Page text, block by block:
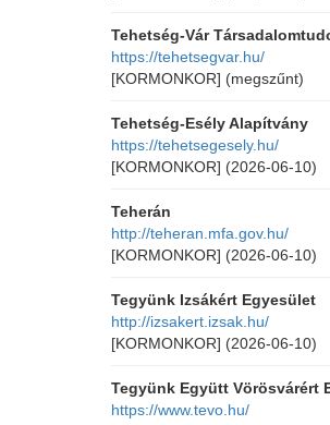
Tehetség-Vár
https://tehetsegvar.hu/
[KORMONKOR] (megszűnt)
Tehetség-Esély Alapítvány
https://tehetsegesely.hu/
[KORMONKOR] (2026-06-10)
Teherán
http://teheran.mfa.gov.hu/
[KORMONKOR] (2026-06-10)
Tegyünk Izsákért Egyesület
http://izsakert.izsak.hu/
[KORMONKOR] (2026-06-10)
Tegyünk Együtt Vörösvárért
https://www.tevo.hu/